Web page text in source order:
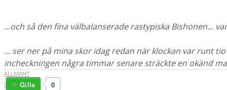
...och så den fina välbalanserade rastypiska Bishonen...
... ser ner på mina skor idag redan när klockan var runt
incheckningen några timmar senare sträckte en okänd
ALLMÄNT
0
Gilla